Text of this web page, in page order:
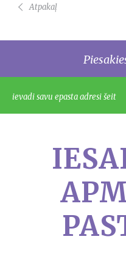
Atpakaļ